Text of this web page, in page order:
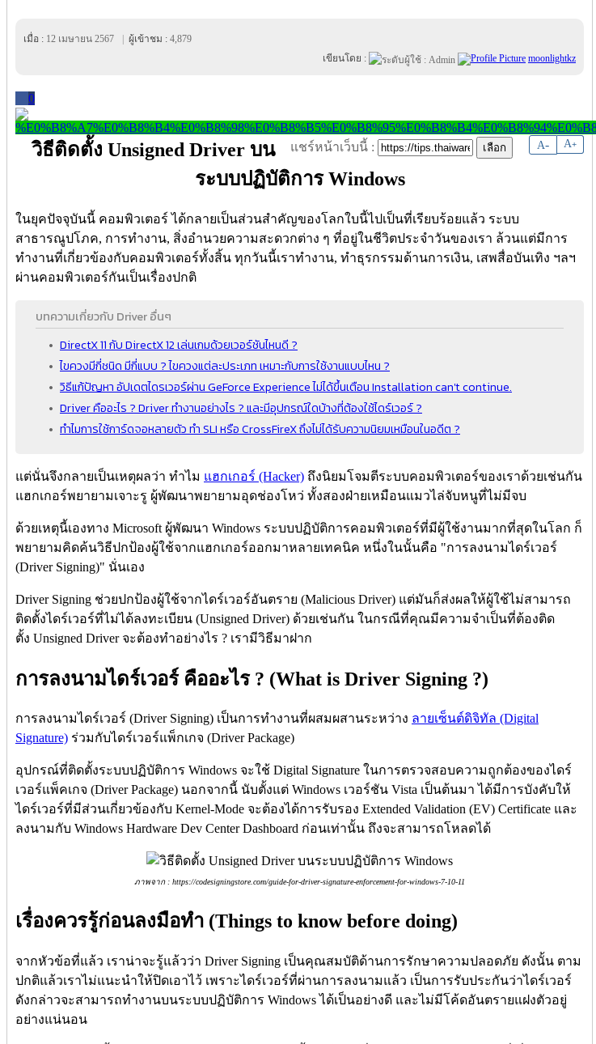
เมื่อ : 12 เมษายน 2567 ผู้เข้าชม : 4,879
เขียนโดย :
moonlightkz
0
A- A+
แชร์หน้าเว็บนี้ :
วิธีติดตั้ง Unsigned Driver บน
ระบบปฏิบัติการ Windows
ในยุคปัจจุบันนี้ คอมพิวเตอร์ ได้กลายเป็นส่วนสำคัญของโลกใบนี้ไปเป็นที่เรียบร้อยแล้ว ระบบ
สาธารณูปโภค, การทำงาน, สิ่งอำนวยความสะดวกต่าง ๆ ที่อยู่ในชีวิตประจำวันของเรา ล้วนแต่มีการ
ทำงานที่เกี่ยวข้องกับคอมพิวเตอร์ทั้งสิ้น ทุกวันนี้เราทำงาน, ทำธุรกรรมด้านการเงิน, เสพสื่อบันเทิง ฯลฯ
ผ่านคอมพิวเตอร์กันเป็นเรื่องปกติ
บทความเกี่ยวกับ Driver อื่นๆ
DirectX 11 กับ DirectX 12 เล่นเกมด้วยเวอร์ชันไหนดี ?
ไขควงมีกี่ชนิด มีกี่แบบ ? ไขควงแต่ละประเภท เหมาะกับการใช้งานแบบไหน ?
วิธีแก้ปัญหา อัปเดตไดรเวอร์ผ่าน GeForce Experience ไม่ได้ขึ้นเตือน Installation can't continue.
Driver คืออะไร ? Driver ทำงานอย่างไร ? และมีอุปกรณ์ใดบ้างที่ต้องใช้ไดร์เวอร์ ?
ทำไมการใช้การ์ดจอหลายตัว ทำ SLI หรือ CrossFireX ถึงไม่ได้รับความนิยมเหมือนในอดีต ?
แต่นั่นจึงกลายเป็นเหตุผลว่า ทำไม แฮกเกอร์ (Hacker) ถึงนิยมโจมตีระบบคอมพิวเตอร์ของเราด้วยเช่นกัน
แฮกเกอร์พยายามเจาะรู ผู้พัฒนาพยายามอุดช่องโหว่ ทั้งสองฝ่ายเหมือนแมวไล่จับหนูที่ไม่มีจบ
ด้วยเหตุนี้เองทาง Microsoft ผู้พัฒนา Windows ระบบปฏิบัติการคอมพิวเตอร์ที่มีผู้ใช้งานมากที่สุดในโลก ก็
พยายามคิดค้นวิธีปกป้องผู้ใช้จากแฮกเกอร์ออกมาหลายเทคนิค หนึ่งในนั้นคือ "การลงนามไดร์เวอร์
(Driver Signing)" นั่นเอง
Driver Signing ช่วยปกป้องผู้ใช้จากไดร์เวอร์อันตราย (Malicious Driver) แต่มันก็ส่งผลให้ผู้ใช้ไม่สามารถ
ติดตั้งไดร์เวอร์ที่ไม่ได้ลงทะเบียน (Unsigned Driver) ด้วยเช่นกัน ในกรณีที่คุณมีความจำเป็นที่ต้องติด
ตั้ง Unsigned Driver จะต้องทำอย่างไร ? เรามีวิธีมาฝาก
การลงนามไดร์เวอร์ คืออะไร ? (What is Driver Signing ?)
การลงนามไดร์เวอร์ (Driver Signing) เป็นการทำงานที่ผสมผสานระหว่าง ลายเซ็นต์ดิจิทัล (Digital
Signature) ร่วมกับไดร์เวอร์แพ็กเกจ (Driver Package)
อุปกรณ์ที่ติดตั้งระบบปฏิบัติการ Windows จะใช้ Digital Signature ในการตรวจสอบความถูกต้องของไดร์
เวอร์แพ็คเกจ (Driver Package) นอกจากนี้ นับตั้งแต่ Windows เวอร์ชัน Vista เป็นต้นมา ได้มีการบังคับให้
ไดร์เวอร์ที่มีส่วนเกี่ยวข้องกับ Kernel-Mode จะต้องได้การรับรอง Extended Validation (EV) Certificate และ
ลงนามกับ Windows Hardware Dev Center Dashboard ก่อนเท่านั้น ถึงจะสามารถโหลดได้
ภาพจาก : https://codesigningstore.com/guide-for-driver-signature-enforcement-for-windows-7-10-11
เรื่องควรรู้ก่อนลงมือทำ (Things to know before doing)
จากหัวข้อที่แล้ว เราน่าจะรู้แล้วว่า Driver Signing เป็นคุณสมบัติด้านการรักษาความปลอดภัย ดังนั้น ตาม
ปกติแล้วเราไม่แนะนำให้ปิดเอาไว้ เพราะไดร์เวอร์ที่ผ่านการลงนามแล้ว เป็นการรับประกันว่าไดร์เวอร์
ดังกล่าวจะสามารถทำงานบนระบบปฏิบัติการ Windows ได้เป็นอย่างดี และไม่มีโค้ดอันตรายแฝงตัวอยู่
อย่างแน่นอน